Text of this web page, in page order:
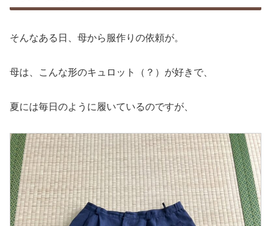
そんなある日、母から服作りの依頼が。
母は、こんな形のキュロット（？）が好きで、
夏には毎日のように履いているのですが、